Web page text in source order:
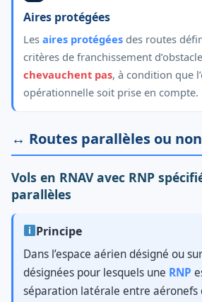
Aires protégées
Les aires protégées des routes
critères de franchissement
chevauchent pas, à condition que
opérationnelle soit prise en compte.
↔️ Routes parallèles ou
Vols en RNAV avec RNP
parallèles
Principe
Dans l’espace aérien désigné ou
désignées pour lesquels une RNP
séparation latérale entre aéronefs